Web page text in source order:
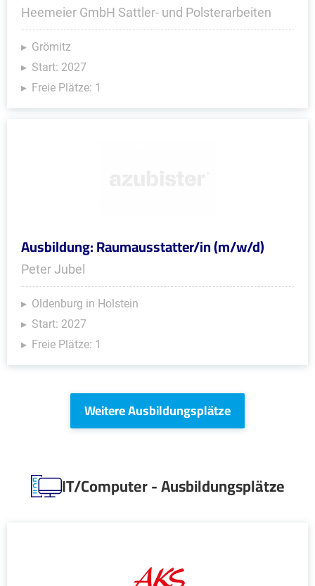
Heemeier GmbH Sattler- und Polsterarbeiten
Grömitz
Start: 2027
Freie Plätze: 1
Ausbildung: Raumausstatter/in (m/w/d)
Peter Jubel
Oldenburg in Holstein
Start: 2027
Freie Plätze: 1
Weitere Ausbildungsplätze
IT/Computer - Ausbildungsplätze